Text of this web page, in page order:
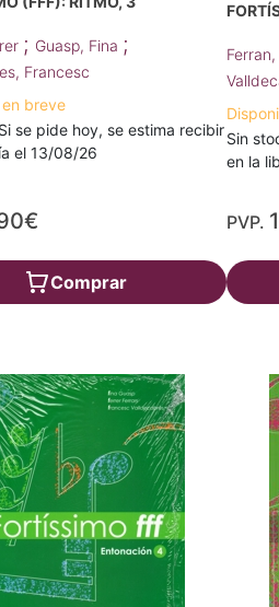
; Guasp, Fina ;
Francesc
breve
se pide hoy, se estima recibir
el 13/08/26
Comprar
Sin
en la
PVP.